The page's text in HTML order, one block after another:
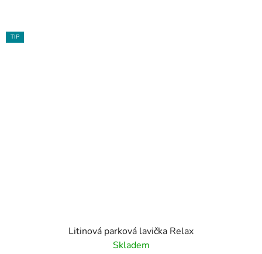
TIP
Litinová parková lavička Relax
Skladem